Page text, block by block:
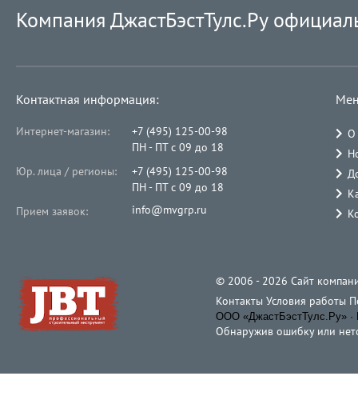
Компания ДжастБэстТулс.Ру
Контактная информация:
Интернет-магазин:
+7 (495) 125-00-98
ПН - ПТ с 09 до 18
Юр. лица / регионы:
+7 (495) 125-00-98
ПН - ПТ с 09 до 18
Прием заявок:
info@mvgrp.ru
О
© 2006 - 2026 Cайт
Контакты Условия работы
ООО «ДжастБэстТулс.Ру» ·
Обнаружив ошибку или